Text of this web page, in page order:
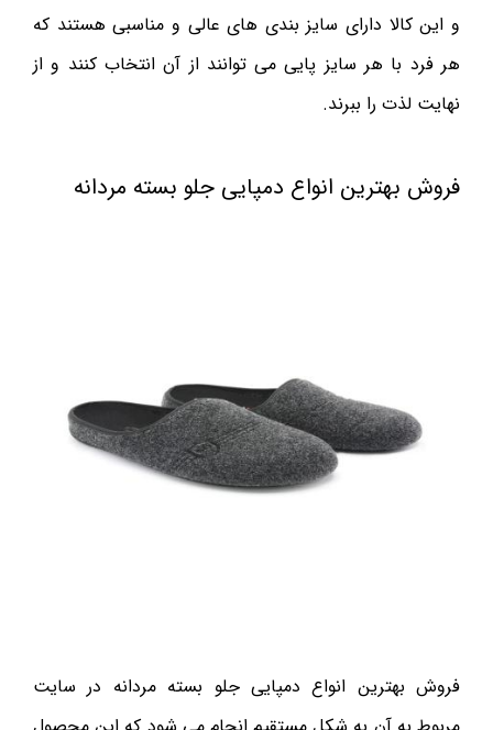
و این کالا دارای سایز بندی های عالی و مناسبی هستند که
هر فرد با هر سایز پایی می توانند از آن انتخاب کنند و از
نهایت لذت را ببرند.
فروش بهترین انواع دمپایی جلو بسته مردانه
فروش بهترین انواع دمپایی جلو بسته مردانه در سایت